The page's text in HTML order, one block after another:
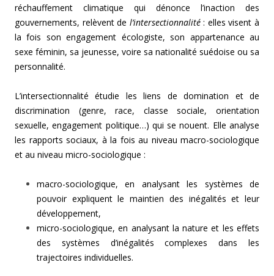
réchauffement climatique qui dénonce l’inaction des
gouvernements, relèvent de l’intersectionnalité: elles visent à
la fois son engagement écologiste, son appartenance au
sexe féminin, sa jeunesse, voire sa nationalité suédoise ou sa
personnalité.
L’intersectionnalité étudie les liens de domination et de
discrimination (genre, race, classe sociale, orientation
sexuelle, engagement politique…) qui se nouent. Elle analyse
les rapports sociaux, à la fois au niveau macro-sociologique
et au niveau micro-sociologique :
macro-sociologique, en analysant les systèmes de
pouvoir expliquent le maintien des inégalités et leur
développement,
micro-sociologique, en analysant la nature et les effets
des systèmes d’inégalités complexes dans les
trajectoires individuelles.